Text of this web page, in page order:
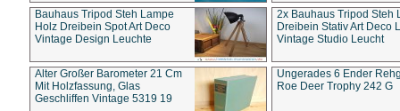
Bauhaus Tripod Steh Lampe
Holz Dreibein Spot Art Deco
Vintage Design Leuchte
2x Bauhaus Tripod Steh
Dreibein Stativ Art Deco
Vintage Studio Leucht
Alter Großer Barometer 21 Cm
Mit Holzfassung, Glas
Geschliffen Vintage 5319 19
Ungerades 6 Ender
Roe Deer Trophy 242 G